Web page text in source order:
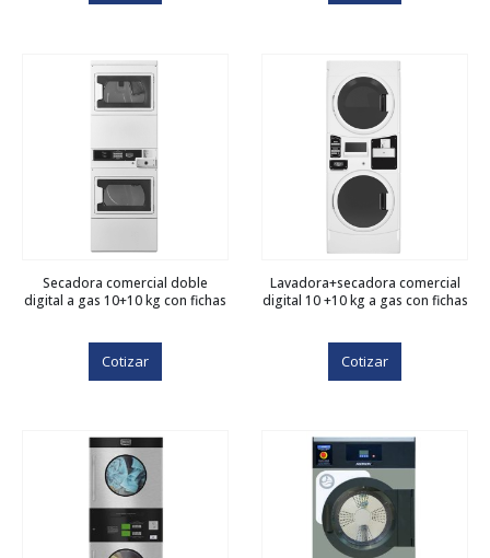
Secadora comercial doble
digital a gas 10+10 kg con fichas
Cotizar
Lavadora+secadora comercial
digital 10 +10 kg a gas con fichas
Cotizar